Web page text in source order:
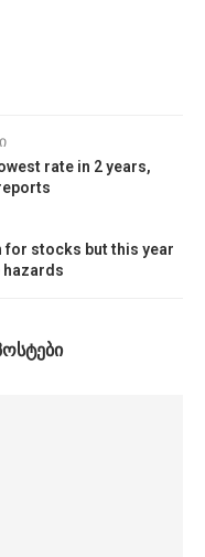
rate in 2 years,
for stocks but this year
hazards